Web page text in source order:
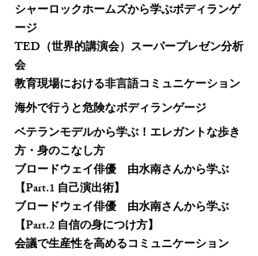
シャーロックホームズから学ぶボディランゲ
ージ
TED（世界的講演会）スーパープレゼン分析
会
教育現場における非言語コミュニケーション
海外で行うと危険なボディランゲージ
ベテランモデルから学ぶ！エレガントな歩き
方・身のこなし方
ブロードウェイ俳優　由水南さんから学ぶ
【Part.1 自己演出術】
ブロードウェイ俳優　由水南さんから学ぶ
【Part.2 自信の身につけ方】
会議で生産性を高めるコミュニケーション